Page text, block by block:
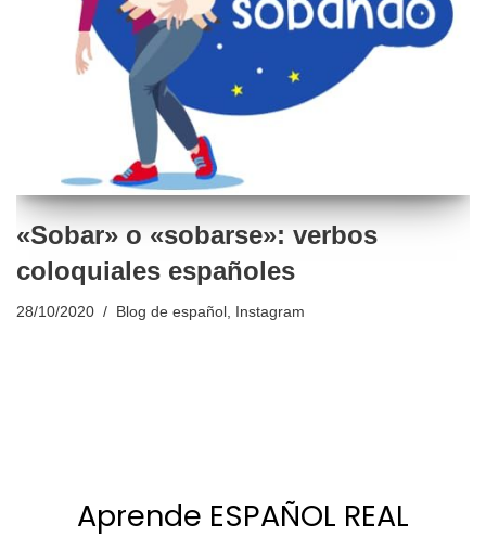
«Sobar» o «sobarse»: verbos
coloquiales españoles
28/10/2020 Blog de español Instagram
Aprende ESPAÑOL REAL